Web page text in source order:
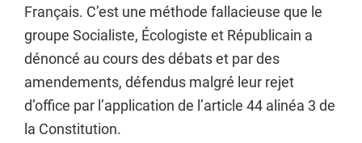
Français. C’est une méthode fallacieuse que le
groupe Socialiste, Écologiste et Républicain a
dénoncé au cours des débats et par des
amendements, défendus malgré leur rejet
d’office par l’application de l’article 44 alinéa 3 de
la Constitution.